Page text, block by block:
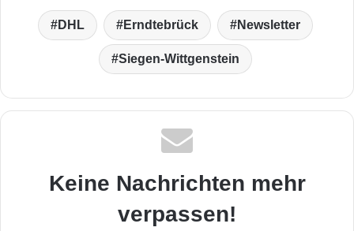
DHL Erndtebrück Newsletter
Siegen-Wittgenstein
Keine Nachrichten mehr
verpassen!